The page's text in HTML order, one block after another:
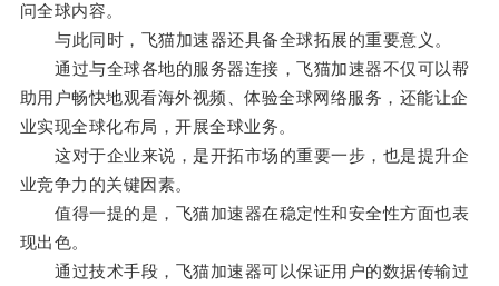
问全球内容。
与此同时，飞猫加速器还具备全球拓展的重要意义。
通过与全球各地的服务器连接，飞猫加速器不仅可以帮
助用户畅快地观看海外视频、体验全球网络服务，还能让企
业实现全球化布局，开展全球业务。
这对于企业来说，是开拓市场的重要一步，也是提升企
业竞争力的关键因素。
值得一提的是，飞猫加速器在稳定性和安全性方面也表
现出色。
通过技术手段，飞猫加速器可以保证用户的数据传输过